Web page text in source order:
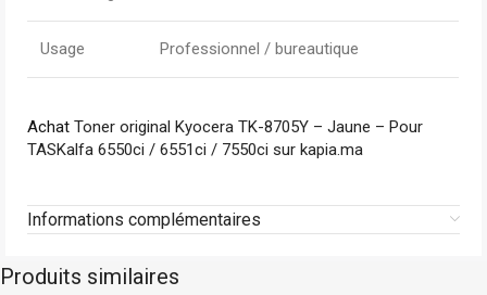
Usage Professionnel / bureautique
Achat Toner original Kyocera TK-8705Y – Jaune – Pour
TASKalfa 6550ci / 6551ci / 7550ci sur kapia.ma
Informations complémentaires
Produits similaires
stock Hp